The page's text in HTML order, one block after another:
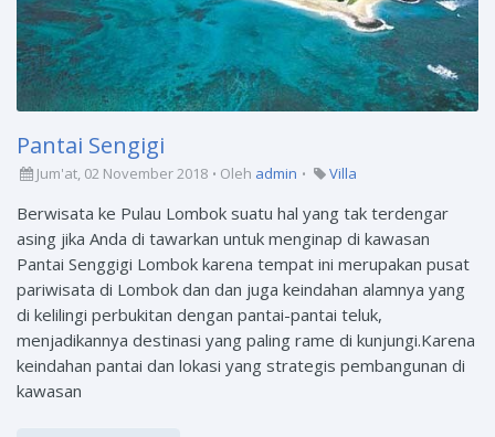
Pantai Sengigi
Jum'at, 02 November 2018 Oleh admin Villa
Berwisata ke Pulau Lombok suatu hal yang tak terdengar
asing jika Anda di tawarkan untuk menginap di kawasan
Pantai Senggigi Lombok karena tempat ini merupakan pusat
pariwisata di Lombok dan dan juga keindahan alamnya yang
di kelilingi perbukitan dengan pantai-pantai teluk,
menjadikannya destinasi yang paling rame di kunjungi.Karena
keindahan pantai dan lokasi yang strategis pembangunan di
kawasan